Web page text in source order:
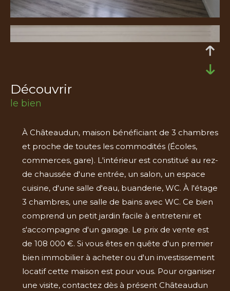
découvrir
le bien
À Châteaudun, maison bénéficiant de 3 chambres
et proche de toutes les commodités (Écoles,
commerces, gare). L'intérieur est constitué au rez-
de chaussée d'une entrée, un salon, un espace
cuisine, d'une salle d'eau, buanderie, WC. À l'étage
3 chambres, une salle de bains avec WC. Ce bien
comprend un petit jardin facile à entretenir et
s'accompagne d'un garage. Le prix de vente est
de 108 000 €. Si vous êtes en quête d'un premier
bien immobilier à acheter ou d'un investissement
locatif cette maison est pour vous. Pour organiser
une visite, contactez dès à présent Châteaudun